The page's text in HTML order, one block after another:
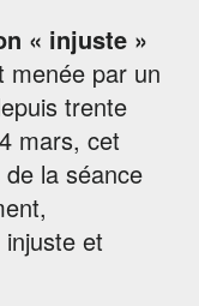
« injuste »
menée par un
trente
mars, cet
la séance
et